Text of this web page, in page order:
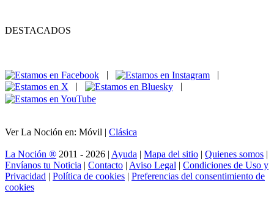
DESTACADOS
|
|
|
|
Ver La Noción en: Móvil | Clásica
La Noción ® 2011 - 2026 | Ayuda | Mapa del sitio | Quienes somos |
Envíanos tu Noticia | Contacto | Aviso Legal | Condiciones de Uso y
Privacidad | Política de cookies | Preferencias del consentimiento de
cookies